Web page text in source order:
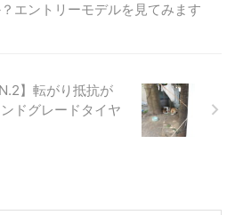
エントリーモデルを見てみます
】転がり抵抗が
ドグレードタイヤ